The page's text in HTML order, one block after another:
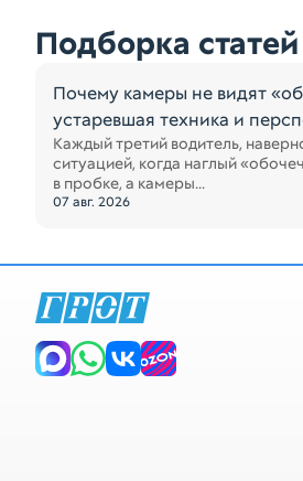
Подборка статей
Почему камеры не видят
устаревшая техника и
Каждый третий водитель,
ситуацией, когда наглый
в пробке, а камеры...
07 авг. 2026